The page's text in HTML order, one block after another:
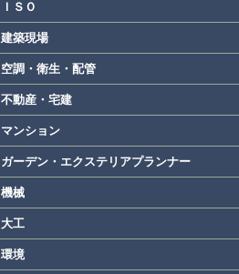
ＩＳＯ
建築現場
空調・衛生・配管
不動産・宅建
マンション
ガーデン・エクステリアプランナー
機械
大工
環境